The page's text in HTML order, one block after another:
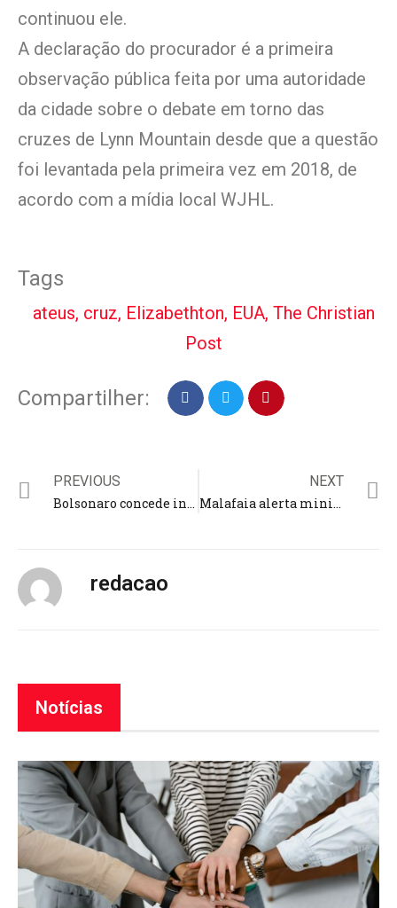
continuou ele.
A declaração do procurador é a primeira
observação pública feita por uma autoridade
da cidade sobre o debate em torno das
cruzes de Lynn Mountain desde que a questão
foi levantada pela primeira vez em 2018, de
acordo com a mídia local WJHL.
Tags
ateus, cruz, Elizabethton, EUA, The Christian
Post
Compartilher:
PREVIOUS
Bolsonaro concede indulto perdoando Daniel Silveira de condenação
NEXT
Malafaia alerta ministros do STF para não irem contra presidente
redacao
Notícias